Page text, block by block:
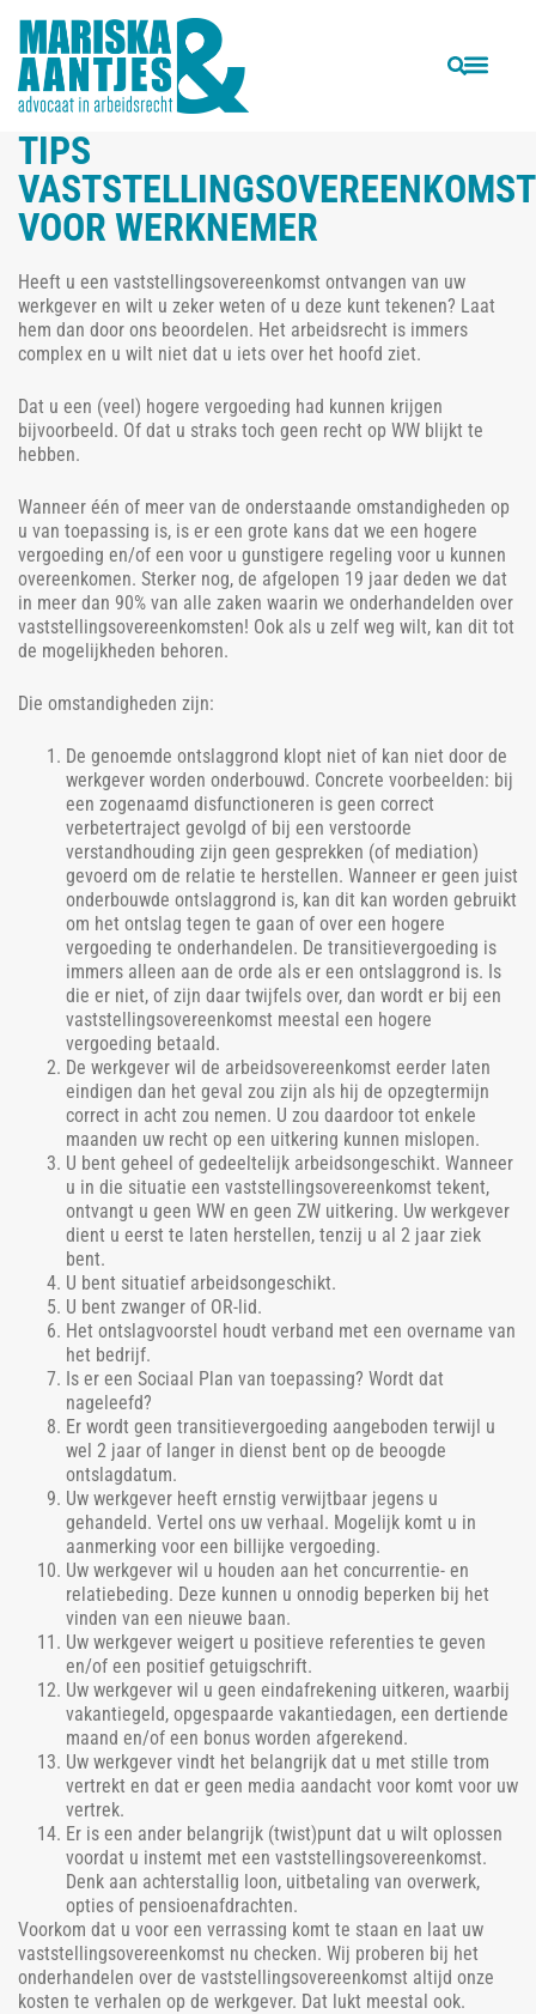
VORIGE VOLGENDE
TIPS
VASTSTELLINGSOVEREENKOMST
VOOR WERKNEMER
Heeft u een vaststellingsovereenkomst ontvangen van uw
werkgever en wilt u zeker weten of u deze kunt tekenen? Laat
hem dan door ons beoordelen. Het arbeidsrecht is immers
complex en u wilt niet dat u iets over het hoofd ziet.
Dat u een (veel) hogere vergoeding had kunnen krijgen
bijvoorbeeld. Of dat u straks toch geen recht op WW blijkt te
hebben.
Wanneer één of meer van de onderstaande omstandigheden op
u van toepassing is, is er een grote kans dat we een hogere
vergoeding en/of een voor u gunstigere regeling voor u kunnen
overeenkomen. Sterker nog, de afgelopen 19 jaar deden we dat
in meer dan 90% van alle zaken waarin we onderhandelden over
vaststellingsovereenkomsten! Ook als u zelf weg wilt, kan dit tot
de mogelijkheden behoren.
Die omstandigheden zijn:
De genoemde ontslaggrond klopt niet of kan niet door de
werkgever worden onderbouwd. Concrete voorbeelden: bij
een zogenaamd disfunctioneren is geen correct
verbetertraject gevolgd of bij een verstoorde
verstandhouding zijn geen gesprekken (of mediation)
gevoerd om de relatie te herstellen. Wanneer er geen juist
onderbouwde ontslaggrond is, kan dit kan worden gebruikt
om het ontslag tegen te gaan of over een hogere
vergoeding te onderhandelen. De transitievergoeding is
immers alleen aan de orde als er een ontslaggrond is. Is
die er niet, of zijn daar twijfels over, dan wordt er bij een
vaststellingsovereenkomst meestal een hogere
vergoeding betaald.
De werkgever wil de arbeidsovereenkomst eerder laten
eindigen dan het geval zou zijn als hij de opzegtermijn
correct in acht zou nemen. U zou daardoor tot enkele
maanden uw recht op een uitkering kunnen mislopen.
U bent geheel of gedeeltelijk arbeidsongeschikt. Wanneer
u in die situatie een vaststellingsovereenkomst tekent,
ontvangt u geen WW en geen ZW uitkering. Uw werkgever
dient u eerst te laten herstellen, tenzij u al 2 jaar ziek
bent.
U bent situatief arbeidsongeschikt.
U bent zwanger of OR-lid.
Het ontslagvoorstel houdt verband met een overname van
het bedrijf.
Is er een Sociaal Plan van toepassing? Wordt dat
nageleefd?
Er wordt geen transitievergoeding aangeboden terwijl u
wel 2 jaar of langer in dienst bent op de beoogde
ontslagdatum.
Uw werkgever heeft ernstig verwijtbaar jegens u
gehandeld. Vertel ons uw verhaal. Mogelijk komt u in
aanmerking voor een billijke vergoeding.
Uw werkgever wil u houden aan het concurrentie- en
relatiebeding. Deze kunnen u onnodig beperken bij het
vinden van een nieuwe baan.
Uw werkgever weigert u positieve referenties te geven
en/of een positief getuigschrift.
Uw werkgever wil u geen eindafrekening uitkeren, waarbij
vakantiegeld, opgespaarde vakantiedagen, een dertiende
maand en/of een bonus worden afgerekend.
Uw werkgever vindt het belangrijk dat u met stille trom
vertrekt en dat er geen media aandacht voor komt voor uw
vertrek.
Er is een ander belangrijk (twist)punt dat u wilt oplossen
voordat u instemt met een vaststellingsovereenkomst.
Denk aan achterstallig loon, uitbetaling van overwerk,
opties of pensioenafdrachten.
Voorkom dat u voor een verrassing komt te staan en laat uw
vaststellingsovereenkomst nu checken. Wij proberen bij het
onderhandelen over de vaststellingsovereenkomst altijd onze
kosten te verhalen op de werkgever. Dat lukt meestal ook.